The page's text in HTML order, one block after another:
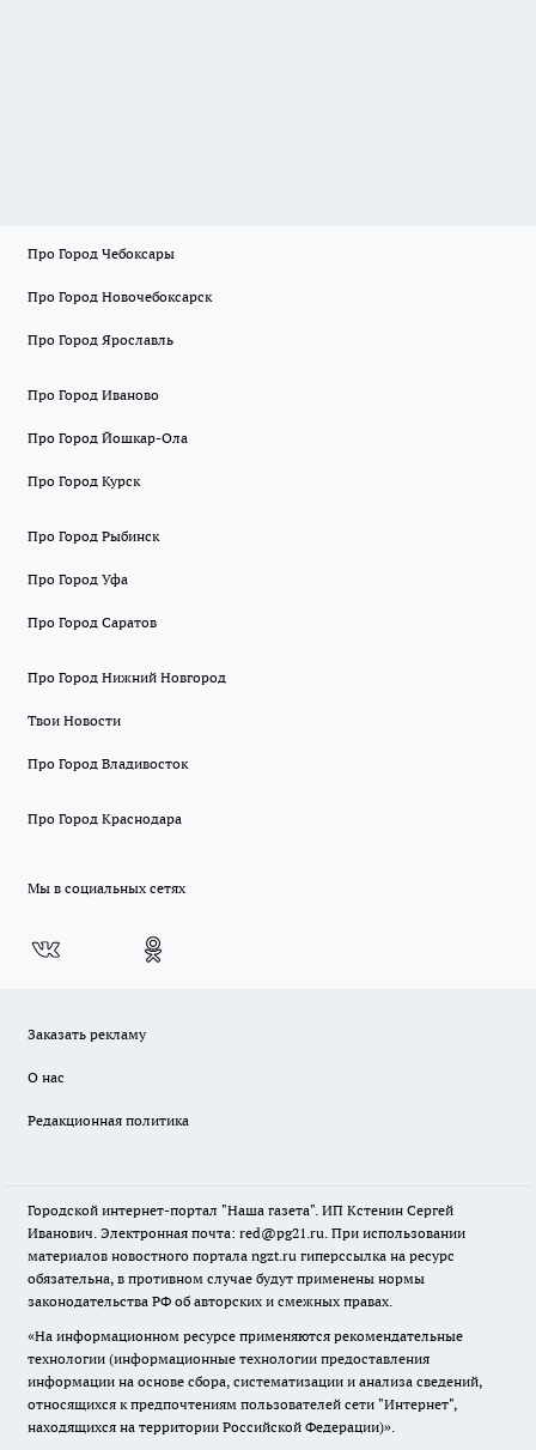
Про Город Чебоксары
Про Город Новочебоксарск
Про Город Ярославль
Про Город Иваново
Про Город Йошкар-Ола
Про Город Курск
Про Город Рыбинск
Про Город Уфа
Про Город Саратов
Про Город Нижний Новгород
Твои Новости
Про Город Владивосток
Про Город Краснодара
Мы в социальных сетях
Заказать рекламу
О нас
Редакционная политика
Городской интернет-портал "Наша газета". ИП Кстенин Сергей
Иванович. Электронная почта: red@pg21.ru. При использовании
материалов новостного портала ngzt.ru гиперссылка на ресурс
обязательна, в противном случае будут применены нормы
законодательства РФ об авторских и смежных правах.
«На информационном ресурсе применяются рекомендательные
технологии (информационные технологии предоставления
информации на основе сбора, систематизации и анализа сведений,
относящихся к предпочтениям пользователей сети "Интернет",
находящихся на территории Российской Федерации)».